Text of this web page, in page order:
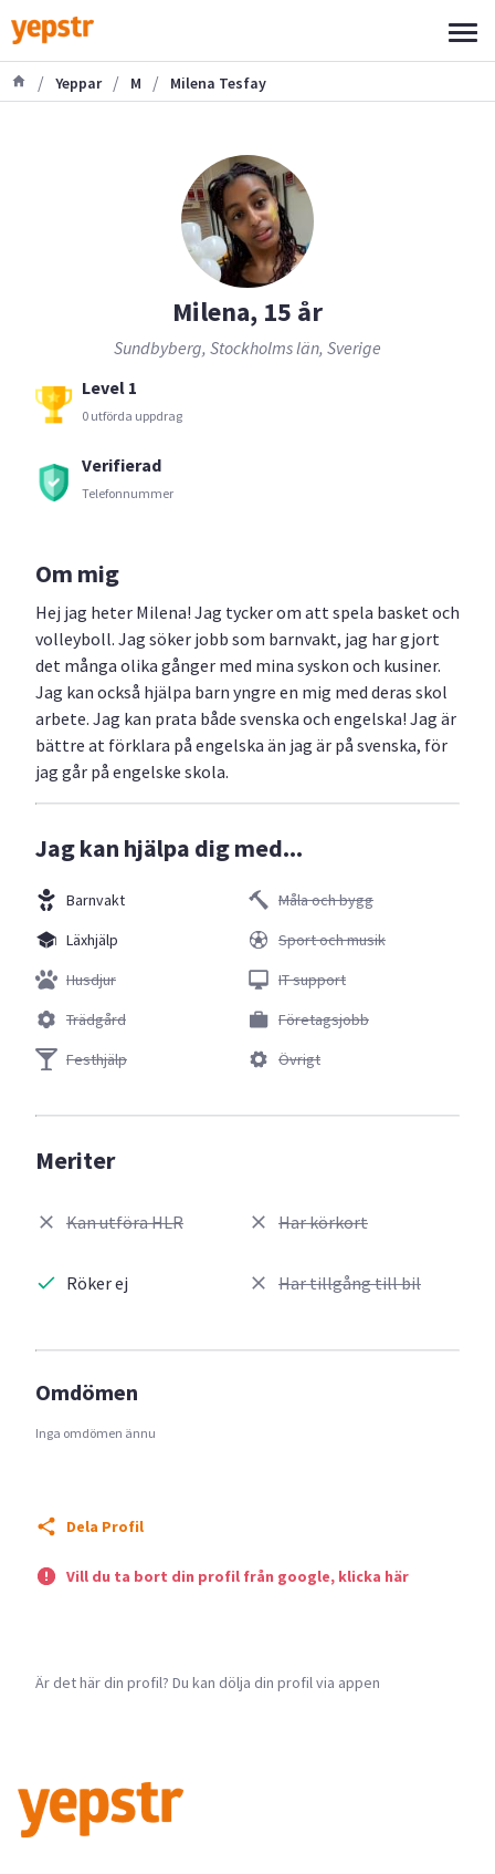
/ Yeppar / M / Milena Tesfay
Milena, 15 år
Sundbyberg, Stockholms län, Sverige
Level 1
0 utförda uppdrag
Verifierad
Telefonnummer
Om mig
Hej jag heter Milena! Jag tycker om att spela basket och
volleyboll. Jag söker jobb som barnvakt, jag har gjort
det många olika gånger med mina syskon och kusiner.
Jag kan också hjälpa barn yngre en mig med deras skol
arbete. Jag kan prata både svenska och engelska! Jag är
bättre at förklara på engelska än jag är på svenska, för
jag går på engelske skola.
Jag kan hjälpa dig med...
Barnvakt
Läxhjälp
Husdjur
Trädgård
Festhjälp
Måla och bygg
Sport och musik
IT support
Företagsjobb
Övrigt
Meriter
Kan utföra HLR
Röker ej
Har körkort
Har tillgång till bil
Omdömen
Inga omdömen ännu
Dela Profil
Vill du ta bort din profil från google, klicka här
Är det här din profil? Du kan dölja din profil via appen